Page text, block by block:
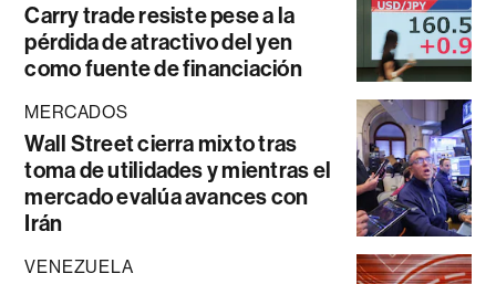
Carry trade resiste pese a la
pérdida de atractivo del yen
como fuente de financiación
MERCADOS
Wall Street cierra mixto tras
toma de utilidades y mientras el
mercado evalúa avances con
Irán
VENEZUELA